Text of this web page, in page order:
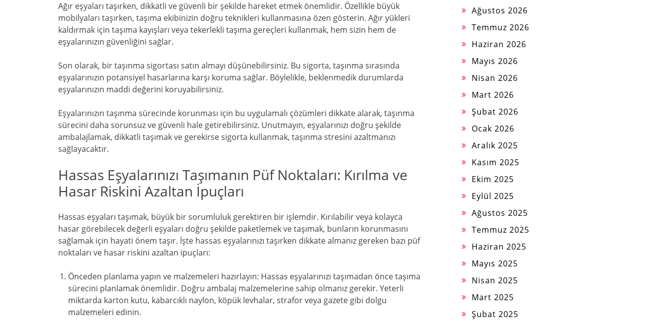
Ağır eşyaları taşırken, dikkatli ve güvenli bir şekilde hareket etmek önemlidir. Özellikle büyük
mobilyaları taşırken, taşıma ekibinizin doğru teknikleri kullanmasına özen gösterin. Ağır yükleri
kaldırmak için taşıma kayışları veya tekerlekli taşıma gereçleri kullanmak, hem sizin hem de
eşyalarınızın güvenliğini sağlar.
Son olarak, bir taşınma sigortası satın almayı düşünebilirsiniz. Bu sigorta, taşınma sırasında
eşyalarınızın potansiyel hasarlarına karşı koruma sağlar. Böylelikle, beklenmedik durumlarda
eşyalarınızın maddi değerini koruyabilirsiniz.
Eşyalarınızın taşınma sürecinde korunması için bu uygulamalı çözümleri dikkate alarak, taşınma
sürecini daha sorunsuz ve güvenli hale getirebilirsiniz. Unutmayın, eşyalarınızı doğru şekilde
ambalajlamak, dikkatli taşımak ve gerekirse sigorta kullanmak, taşınma stresini azaltmanızı
sağlayacaktır.
Hassas Eşyalarınızı Taşımanın Püf Noktaları: Kırılma ve
Hasar Riskini Azaltan İpuçları
Hassas eşyaları taşımak, büyük bir sorumluluk gerektiren bir işlemdir. Kırılabilir veya kolayca
hasar görebilecek değerli eşyaları doğru şekilde paketlemek ve taşımak, bunların korunmasını
sağlamak için hayati önem taşır. İşte hassas eşyalarınızı taşırken dikkate almanız gereken bazı püf
noktaları ve hasar riskini azaltan ipuçları:
Önceden planlama yapın ve malzemeleri hazırlayın: Hassas eşyalarınızı taşımadan önce taşıma
sürecini planlamak önemlidir. Doğru ambalaj malzemelerine sahip olmanız gerekir. Yeterli
miktarda karton kutu, kabarcıklı naylon, köpük levhalar, strafor veya gazete gibi dolgu
malzemeleri edinin.
Ağustos 2026
Temmuz 2026
Haziran 2026
Mayıs 2026
Nisan 2026
Mart 2026
Şubat 2026
Ocak 2026
Aralık 2025
Kasım 2025
Ekim 2025
Eylül 2025
Ağustos 2025
Temmuz 2025
Haziran 2025
Mayıs 2025
Nisan 2025
Mart 2025
Şubat 2025